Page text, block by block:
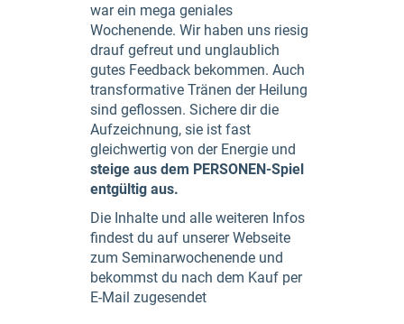
war ein mega geniales
Wochenende. Wir haben uns riesig
drauf gefreut und unglaublich
gutes Feedback bekommen. Auch
transformative Tränen der Heilung
sind geflossen. Sichere dir die
Aufzeichnung, sie ist fast
gleichwertig von der Energie und
steige aus dem PERSONEN-Spiel
entgültig aus.
Die Inhalte und alle weiteren Infos
findest du auf unserer Webseite
zum Seminarwochenende und
bekommst du nach dem Kauf per
E-Mail zugesendet